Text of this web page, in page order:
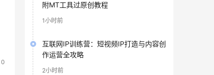
0
附MT工具过原创教程
1小时前
互联网IP训练营：短视频IP打造与内容创
作运营全攻略
2小时前